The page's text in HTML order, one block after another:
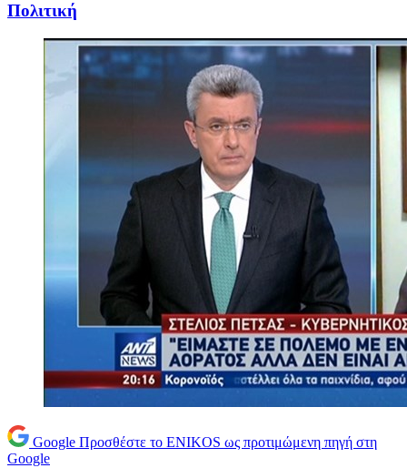
Πολιτική
Google Προσθέστε το ENIKOS ως προτιμώμενη πηγή στη
Google